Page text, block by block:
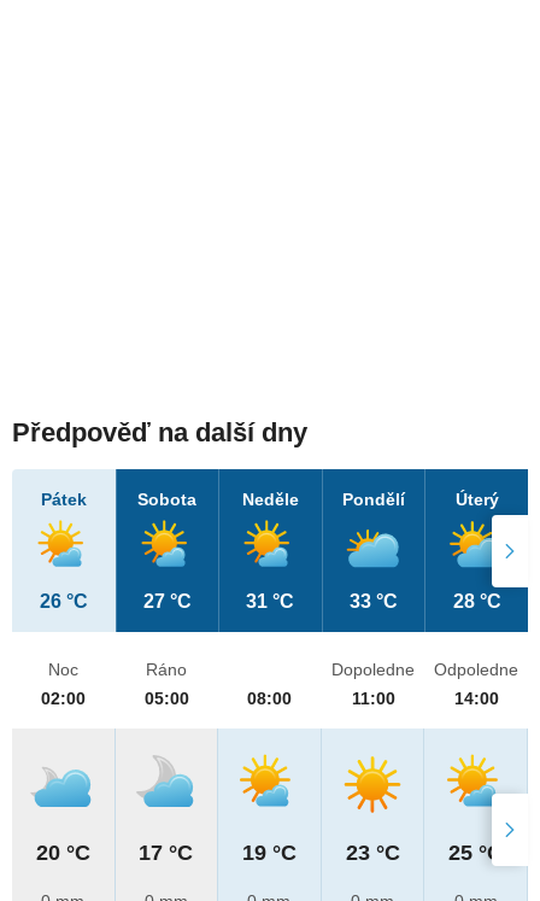
Předpověď na další dny
Pátek
26 °C
Sobota
27 °C
Neděle
31 °C
Pondělí
33 °C
Úterý
28 °C
Noc
02:00
20 °C
Ráno
05:00
17 °C
08:00
19 °C
Dopoledne
11:00
23 °C
Odpoledne
14:00
25 °C